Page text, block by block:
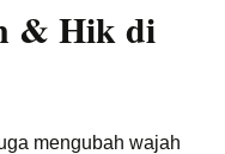
& Hik di
mengubah wajah